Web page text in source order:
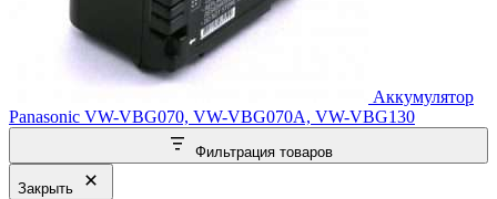
Аккумулятор
Panasonic VW-VBG070, VW-VBG070A, VW-VBG130
Фильтрация товаров
Закрыть